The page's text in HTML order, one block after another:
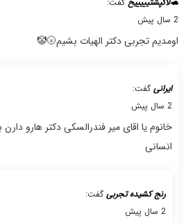
2 سال پیش
اومدیم تجربی دکتر الهیات بشیم🌝🤡
ایرانی گفت:
2 سال پیش
خانوم یا اقای میر فندرالسکی دکتر هارو دارن
انسانی
رنج کشیده تجربی گفت:
2 سال پیش